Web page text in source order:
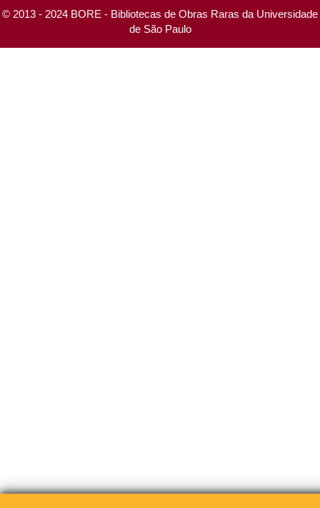
© 2013 - 2024 BORE - Bibliotecas de Obras Raras da Universidade
de São Paulo